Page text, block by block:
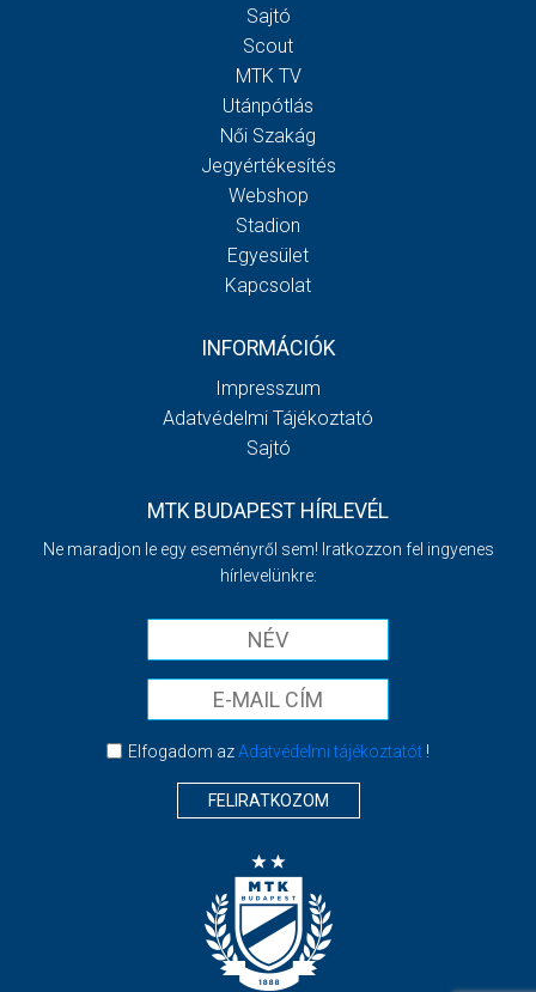
Sajtó
Scout
MTK TV
Utánpótlás
Női Szakág
Jegyértékesítés
Webshop
Stadion
Egyesület
Kapcsolat
INFORMÁCIÓK
Impresszum
Adatvédelmi Tájékoztató
Sajtó
MTK BUDAPEST HÍRLEVÉL
Ne maradjon le egy eseményről sem! Iratkozzon fel ingyenes
hírlevelünkre:
Elfogadom azAdatvédelmi tájékoztatót!
FELIRATKOZOM